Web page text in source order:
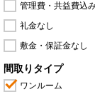
管理費・共益費込
礼金なし
敷金・保証金なし
間取りタイプ
ワンルーム